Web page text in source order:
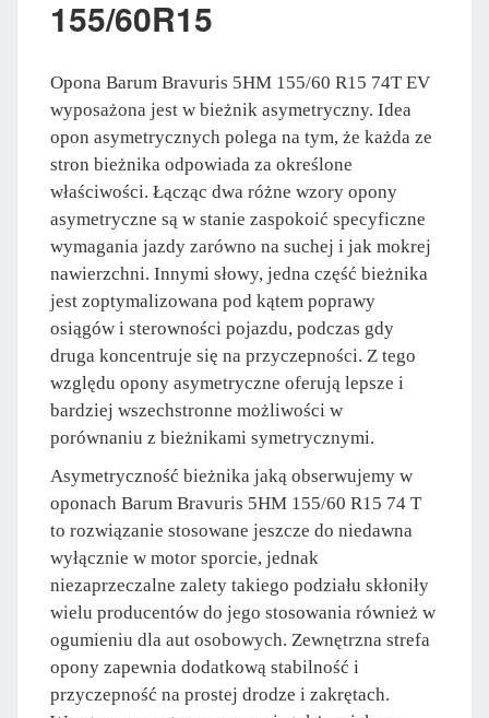
155/60R15
Opona Barum Bravuris 5HM 155/60 R15 74T EV
wyposażona jest w bieżnik asymetryczny. Idea
opon asymetrycznych polega na tym, że każda ze
stron bieżnika odpowiada za określone
właściwości. Łącząc dwa różne wzory opony
asymetryczne są w stanie zaspokoić specyficzne
wymagania jazdy zarówno na suchej i jak mokrej
nawierzchni. Innymi słowy, jedna część bieżnika
jest zoptymalizowana pod kątem poprawy
osiągów i sterowności pojazdu, podczas gdy
druga koncentruje się na przyczepności. Z tego
względu opony asymetryczne oferują lepsze i
bardziej wszechstronne możliwości w
porównaniu z bieżnikami symetrycznymi.
Asymetryczność bieżnika jaką obserwujemy w
oponach Barum Bravuris 5HM 155/60 R15 74 T
to rozwiązanie stosowane jeszcze do niedawna
wyłącznie w motor sporcie, jednak
niezaprzeczalne zalety takiego podziału skłoniły
wielu producentów do jego stosowania również w
ogumieniu dla aut osobowych. Zewnętrzna strefa
opony zapewnia dodatkową stabilność i
przyczepność na prostej drodze i zakrętach.